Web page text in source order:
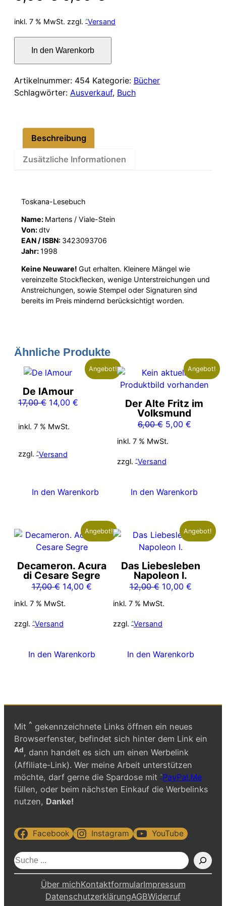
Preis
war:
6,00 €
Preis
ist:
5,00 €.
inkl. 7 % MwSt. zzgl. Versand
Toscana
Menge
In den Warenkorb
Artikelnummer: 454 Kategorie: Bücher
Schlagwörter: Ausverkauf, Buch
Beschreibung
Zusätzliche Informationen
Toskana-Lesebuch
Name: Martens / Viale-Stein
Von:dtv
EAN / ISBN: 3423093706
Jahr:1998
Keine Neuware!Gut erhalten. Kleinere Mängel wie
vereinzelte Stockflecken, wenige Unterstreichungen und
Anstreichungen, sowie Stempel oder Signaturen sind
bereits im Preis mindernd berücksichtigt worden.
Ähnliche Produkte
Angebot!
De lAmour
17,00€ Ursprünglicher
war:
14,00 €Aktueller
inkl. 7 % MwSt.
zzgl. Versand
In den Warenkorb
Angebot!
Der Alte Fritz im
Volksmund
6,00€ Ursprünglicher
6,00 €
5,00 €Aktueller
inkl. 7 % MwSt.
zzgl. Versand
In den Warenkorb
Angebot!
Decameron. Acura
di Cesare Segre
17,00€ Ursprünglicher
17,00 €
14,00 €Aktueller
14,00 €.
inkl. 7 % MwSt.
zzgl. Versand
In den Warenkorb
Angebot!
Das Liebesleben
Napoleon I.
12,00€ Ursprünglicher
12,00 €
10,00 €Aktueller
inkl. 7 % MwSt.
zzgl. Versand
In den Warenkorb
Mit ^ gekennzeichnete Links öffnen ein neues
Browserfenster, befindet sich hinter dem Link ein
Ad, dann handelt es sich um einen Werbelink
(Affiliate-Link). Wer meine Arbeit unterstützen
möchte, darf gerne die Spardose mit PayPal.Me
füllen, oder beim nächsten Einkauf die Werbelinks
nutzen, Danke!
Facebook Instagram YouTube
S
u
Über michKontaktformularImpressum
DatenschutzerklärungAGBWiderruf